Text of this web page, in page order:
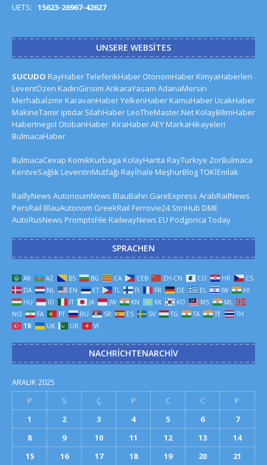
UETS: 15623-26967-42627
UNSERE WEBSITES
SUCUDO RayHaberTeleferikHaber OtonomHaber KimyaHaberleri
LeventÖzen KadinGirisim AnkaraYasam AdanaMersin
Merhabaİzmir KaravanHaberYelkenHaber KamuHaber UcakHaber
MakineTamir Iptidai SilahHaber LeoTheMaster.Net KolayBilimHaber
HaberInegol OtobanHaber KiraHaberAEY MarkaHikayeleri
BulmacaHaber
BulmacaCevap KomikKurbaga KolayHarita RayTurkiye ZorBulmaca
KentveSağlık LeventinMutfağı Rayİhale MeşhurBlogTOKİEmlak
RaillyNews AutonoumNews BlauBahn GareExpress ArabRailNews
PersRail BlauAutonom GreekRail Ferrovie24 StiriHub DME
AutoRusNews PromptsFile RailwayNews EU Podgorica Today
SPRACHEN
AR AZ BS BG CA CEB ZH-CN CO HR
CS
DA
NL EN ET TL FI FR DE EL IW
HI
HU
ID IT JA JW KN KK KO MS
ML
NO
FA PT RU SR ES SV TG TA TE
TH
TR
UK UR VI
NACHRICHTENARCHIV
ARALIK 2025
P
S Ç P C C
P
1
2 3 4 5 6
7
8
9 10 11 12 13
14
15
16 17 18 19 20 21